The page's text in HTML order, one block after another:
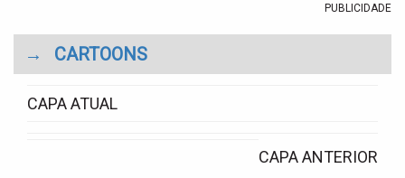
PUBLICIDADE
→ CARTOONS
CAPA ATUAL
CAPA ANTERIOR